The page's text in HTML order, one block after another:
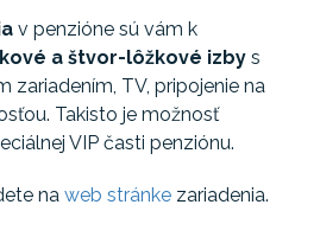
v penzióne sú vám k
a štvor-lôžkové izby s
zariadením, TV, pripojenie na
Takisto je možnosť
VIP časti penziónu.
na web stránke zariadenia.